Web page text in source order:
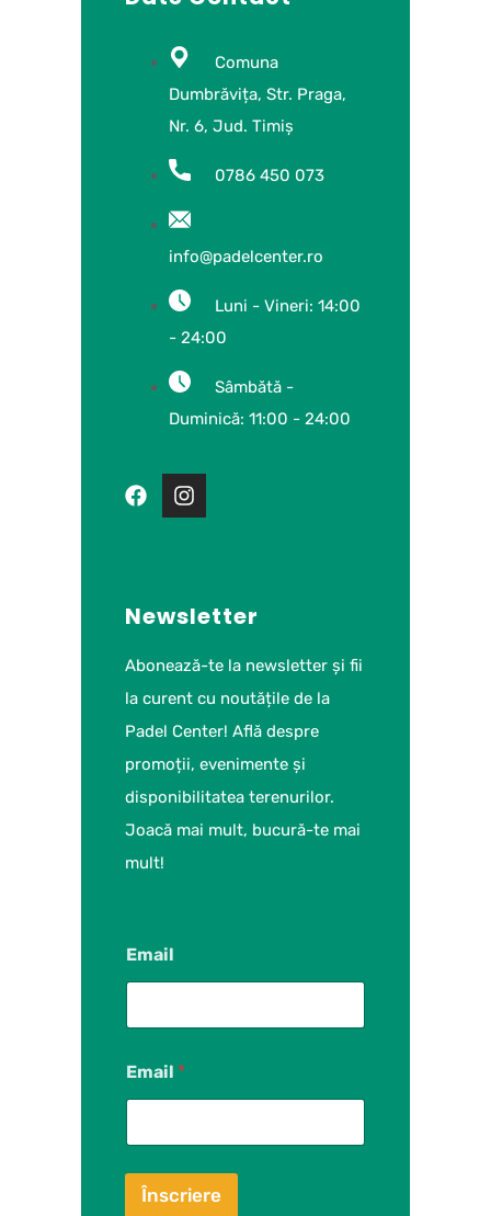
Comuna
Dumbrăvița, Str. Praga,
Nr. 6, Jud. Timiș
0786 450 073
info@padelcenter.ro
Luni - Vineri: 14:00
- 24:00
Sâmbătă -
Duminică: 11:00 - 24:00
Newsletter
Abonează-te la newsletter și fii
la curent cu noutățile de la
Padel Center! Află despre
promoții, evenimente și
disponibilitatea terenurilor.
Joacă mai mult, bucură-te mai
mult!
Email
Email *
Înscriere